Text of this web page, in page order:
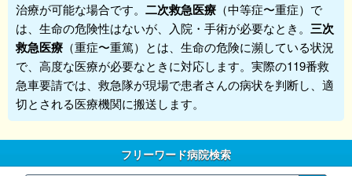
治療が可能な場合です。 二次救急医療 （中等症〜重症）で
は、生命の危険性はないが、入院・手術が必要なとき。 三次
救急医療 （重症〜重篤）とは、生命の危険に瀕している状況
で、高度な医療が必要なときに対応します。実際の119番救
急車要請では、救急隊が現場で患者さんの病状を判断し、適
切とされる医療機関に搬送します。
フリーワード病院検索